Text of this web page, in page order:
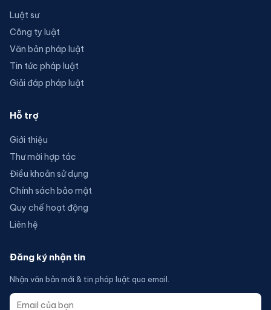
Luật sư
Công ty luật
Văn bản pháp luật
Tin tức pháp luật
Giải đáp pháp luật
Hỗ trợ
Giới thiệu
Thư mời hợp tác
Điều khoản sử dụng
Chính sách bảo mật
Quy chế hoạt động
Liên hệ
Đăng ký nhận tin
Nhận văn bản mới & tin pháp luật qua email.